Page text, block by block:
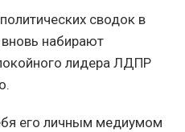
сводок в
набирают
лидера ЛДПР
его личным медиумом